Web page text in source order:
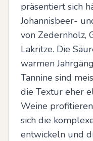
präsentiert sich
Johannisbeer-
von Zedernholz,
Lakritze. Die
warmen
Tannine sind
die Textur eher
Weine
sich die
entwickeln und